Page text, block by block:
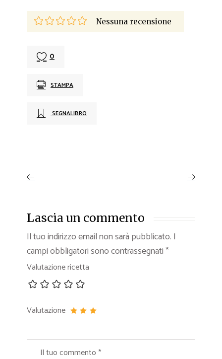
Nessuna recensione
0
STAMPA
SEGNALIBRO
Lascia un commento
Il tuo indirizzo email non sarà pubblicato. I
campi obbligatori sono contrassegnati*
Valutazione ricetta
Valutazione